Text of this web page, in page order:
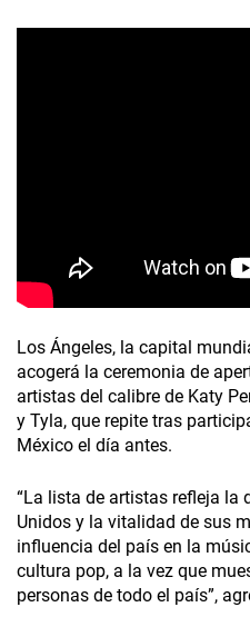
Los Ángeles, la capital
acogerá la ceremonia de
artistas del calibre de Katy
y Tyla, que repite tras
México el día antes.
“La lista de artistas refleja la
Unidos y la vitalidad de sus
influencia del país en la
cultura pop, a la vez que
personas de todo el país”,